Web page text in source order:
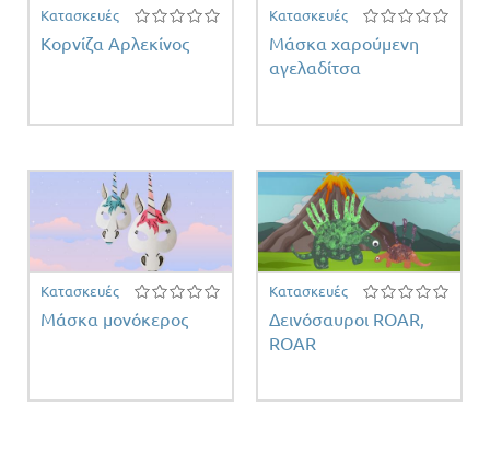
Κατασκευές
Κορνίζα Αρλεκίνος
Κατασκευές
Μάσκα χαρούμενη
αγελαδίτσα
Κατασκευές
Μάσκα μονόκερος
Κατασκευές
Δεινόσαυροι ROAR,
ROAR